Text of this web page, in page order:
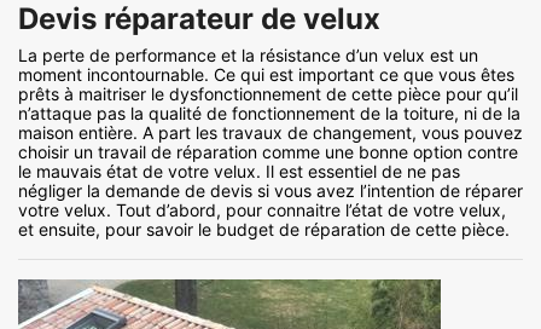
Devis réparateur de velux
La perte de performance et la résistance d’un velux est un
moment incontournable. Ce qui est important ce que vous êtes
prêts à maitriser le dysfonctionnement de cette pièce pour qu’il
n’attaque pas la qualité de fonctionnement de la toiture, ni de la
maison entière. A part les travaux de changement, vous pouvez
choisir un travail de réparation comme une bonne option contre
le mauvais état de votre velux. Il est essentiel de ne pas
négliger la demande de devis si vous avez l’intention de réparer
votre velux. Tout d’abord, pour connaitre l’état de votre velux,
et ensuite, pour savoir le budget de réparation de cette pièce.